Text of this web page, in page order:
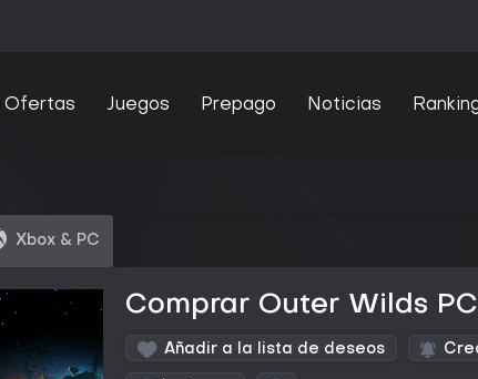
Ofertas Juegos Prepago Noticias
Xbox & PC
Comprar Outer Wilds
Añadir a la lista de deseos